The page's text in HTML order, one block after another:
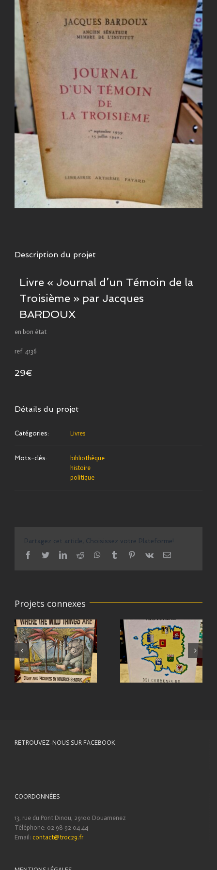
Description du projet
Livre « Journal d’un Témoin de la
Troisième » par Jacques
BARDOUX
en bon état
ref: 4136
29€
Détails du projet
Catégories: Livres
Mots-clés:
bibliothèque
histoire
politique
Partagez cet article, Choisissez votre Plateforme!
facebook
twitterlinkedinreddit whatsapptumblr pinterest
vk Email
Projets connexes
RETROUVEZ-NOUS SUR FACEBOOK
COORDONNÉES
13, rue du Pont Dinou, 29100 Douarnenez
Téléphone: 02 98 92 04 44
Email: contact@troc29.fr